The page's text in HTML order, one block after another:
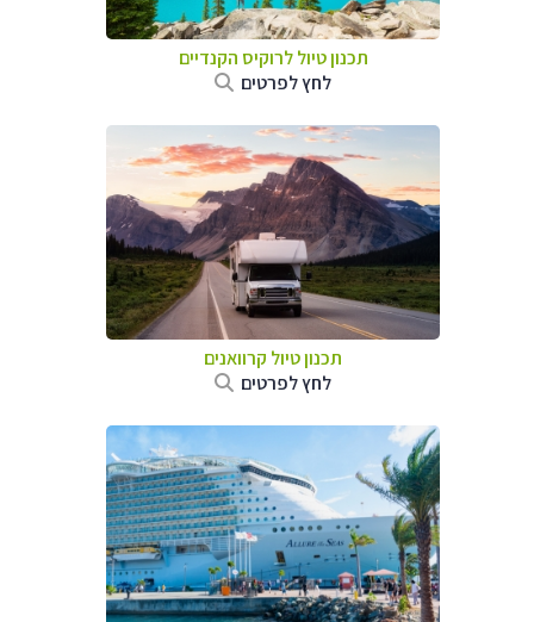
תכנון טיול לרוקיס הקנדיים
לחץ לפרטים
תכנון טיול קרוואנים
לחץ לפרטים